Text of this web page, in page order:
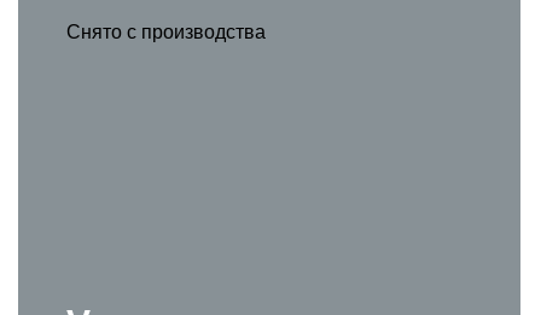
Снято с производства